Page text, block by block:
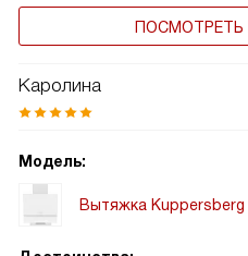
попадать внутрь холодному
Каролина
Модель:
Вытяжка Kuppersberg